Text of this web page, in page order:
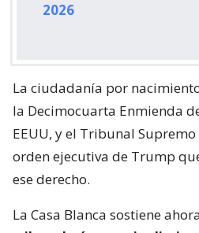
2026
La ciudadanía por
la Decimocuarta Enmienda
EEUU, y el Tribunal
orden ejecutiva de Trump
ese derecho.
La Casa Blanca sostiene